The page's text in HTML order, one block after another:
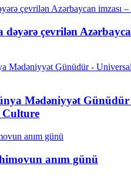
çevrilən
Mədəniyyət Günüdür
Culture
anım günü